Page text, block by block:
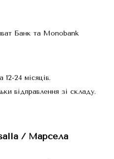
Банк та Monobank
12-24 місяців.
відправлення зі складу.
/ Марсела